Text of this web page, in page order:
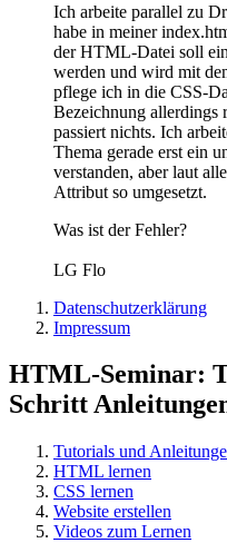
Ich arbeite parallel zu
habe in meiner
der HTML-Datei soll
werden und wird mit
pflege ich in die CSS-
Bezeichnung allerdings
passiert nichts. Ich
Thema gerade erst ein
verstanden, aber laut
Attribut so umgesetzt.
Was ist der Fehler?
LG Flo
Datenschutzerklärung
Impressum
HTML-Seminar:
Schritt
Tutorials und
HTML lernen
CSS lernen
Website erstellen
Videos zum Lernen